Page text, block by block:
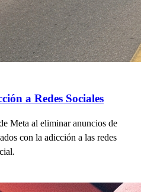
a Redes Sociales
Meta al eliminar anuncios de
con la adicción a las redes